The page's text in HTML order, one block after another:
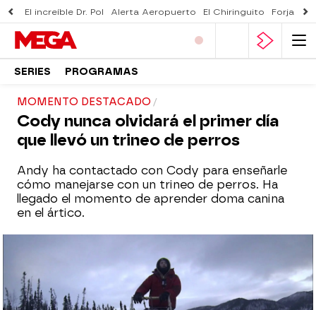
El increíble Dr. Pol Alerta Aeropuerto El Chiringuito Forjado
SERIES PROGRAMAS
MOMENTO DESTACADO
Cody nunca olvidará el primer día
que llevó un trineo de perros
Andy ha contactado con Cody para enseñarle
cómo manejarse con un trineo de perros. Ha
llegado el momento de aprender doma canina
en el ártico.